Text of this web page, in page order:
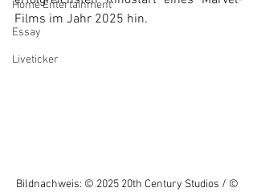
Home Entertainment
Essay
Liveticker
Films im Jahr 2025 hin.
Bildnachweis: © 2025 20th Century Studios / ©